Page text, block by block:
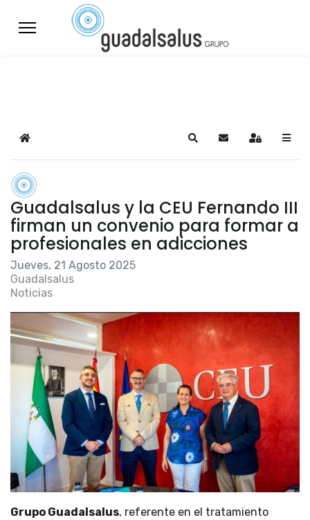
Home SearchSuscribirse a las
Sign In
Guadalsalus y la CEU Fernando III
firman un convenio para formar a
profesionales en adicciones
Jueves, 21 Agosto 2025
Guadalsalus
Noticias
Grupo Guadalsalus, referente en el tratamiento